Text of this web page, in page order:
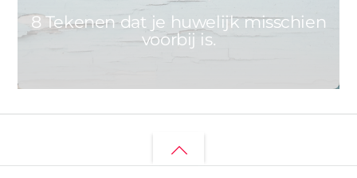
8 Tekenen dat je huwelijk misschien
voorbij is.
Back